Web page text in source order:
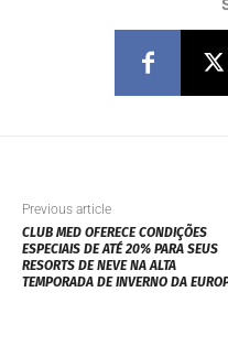
Previous article
CLUB MED OFERECE CONDIÇÕES
ESPECIAIS DE ATÉ 20% PARA SEUS
RESORTS DE NEVE NA ALTA
TEMPORADA DE INVERNO DA